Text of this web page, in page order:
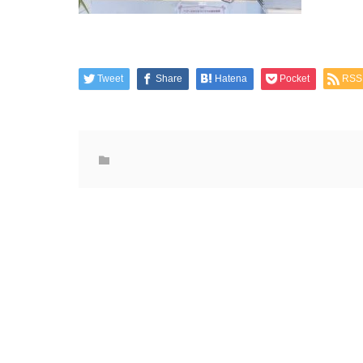
Tweet Share Hatena Pocket RSS